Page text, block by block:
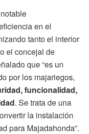
en el
tanto el interior
el concejal de
que “es un
por los majariegos,
funcionalidad,
. Se trata de una
la instalación
para Majadahonda”.